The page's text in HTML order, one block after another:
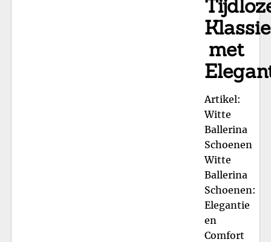
met
Artikel:
Witte
Ballerina
Schoenen
Witte
Ballerina
Schoenen:
Elegantie
en
Comfort